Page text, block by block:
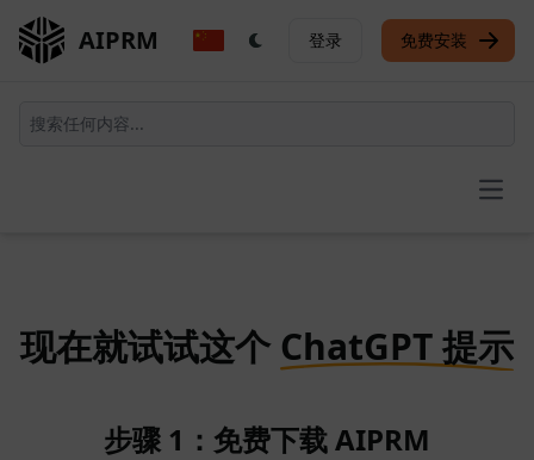
AIPRM 登录 免费安装
现在就试试这个 ChatGPT 提示
步骤 1：免费下载 AIPRM